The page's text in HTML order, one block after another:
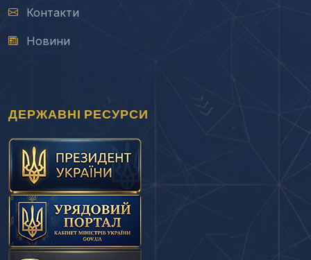
Контакти
Новини
ДЕРЖАВНІ РЕСУРСИ